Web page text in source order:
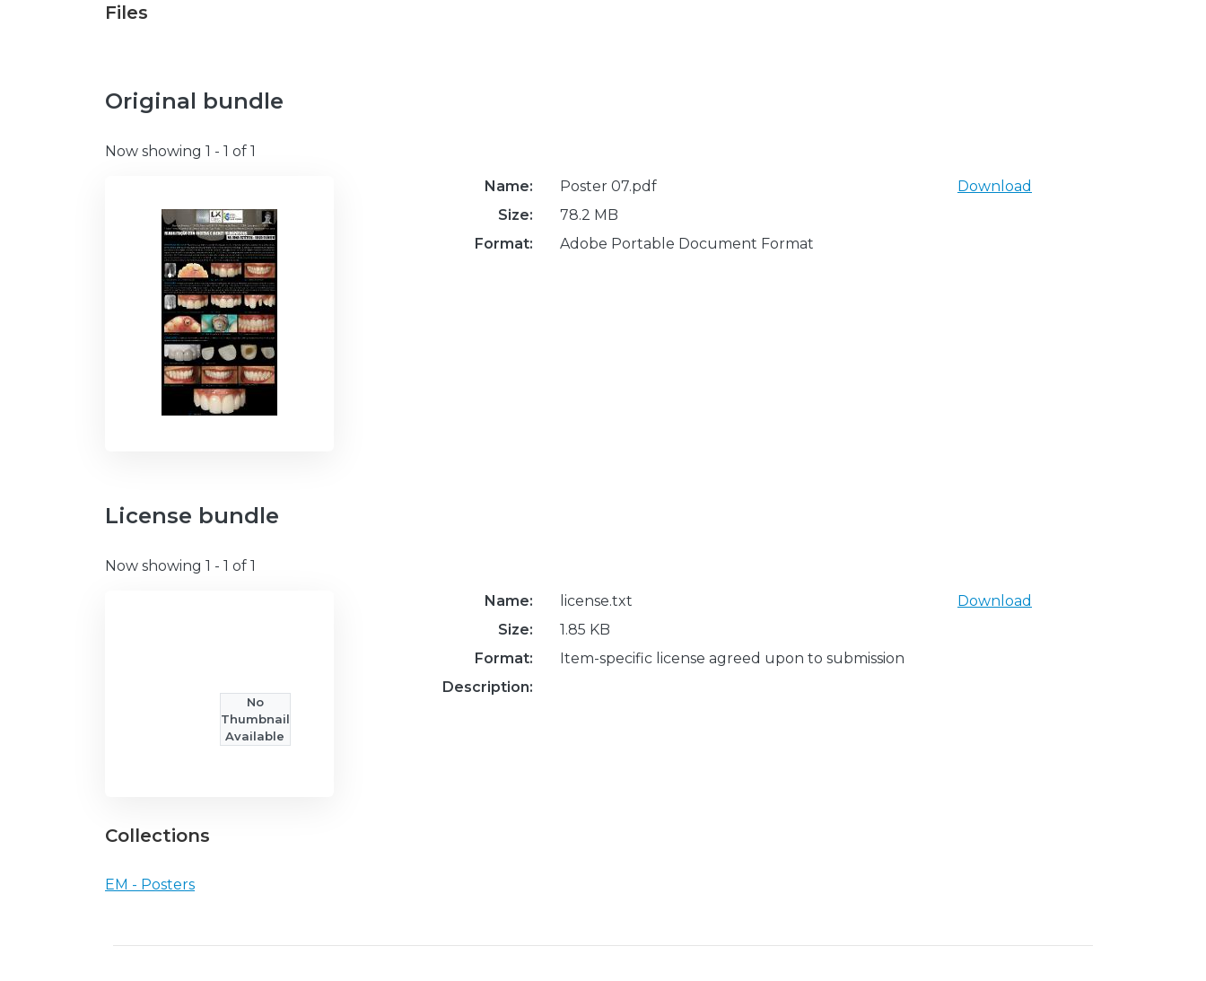
Files
Original bundle
Now showing 1 - 1 of 1
Name:
Poster 07.pdf
Size:
78.2 MB
Format:
Adobe Portable Document Format
Download
License bundle
Now showing 1 - 1 of 1
No
Thumbnail
Available
Name:
license.txt
Size:
1.85 KB
Format:
Item-specific license agreed upon to submission
Description:
Download
Collections
EM - Posters